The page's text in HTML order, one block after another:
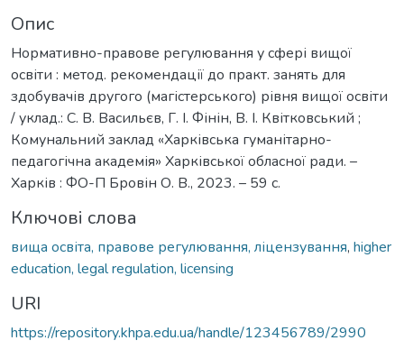
Опис
Нормативно-правове регулювання у сфері вищої
освіти : метод. рекомендації до практ. занять для
здобувачів другого (магістерського) рівня вищої освіти
/ уклад.: С. В. Васильєв, Г. І. Фінін, В. І. Квітковський ;
Комунальний заклад «Харківська гуманітарно-
педагогічна академія» Харківської обласної ради. –
Харків : ФО-П Бровін О. В., 2023. – 59 с.
Ключові слова
вища освіта, правове регулювання, ліцензування, higher
education, legal regulation, licensing
URI
https://repository.khpa.edu.ua/handle/123456789/2990